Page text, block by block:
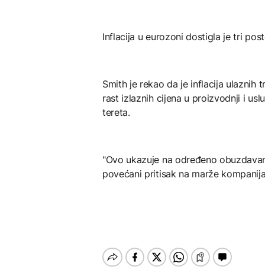
Inflacija u eurozoni dostigla je tri
Smith je rekao da je inflacija ulaznih
rast izlaznih cijena u proizvodnji i
tereta.
"Ovo ukazuje na određeno
povećani pritisak na marže